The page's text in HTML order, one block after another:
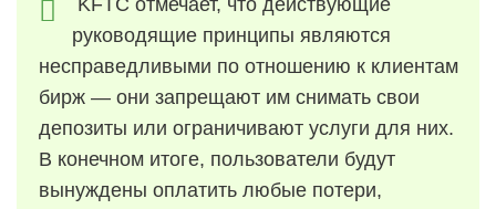
KFTC отмечает, что действующие
руководящие принципы являются
несправедливыми по отношению к клиентам
бирж — они запрещают им снимать свои
депозиты или ограничивают услуги для них.
В конечном итоге, пользователи будут
вынуждены оплатить любые потери,